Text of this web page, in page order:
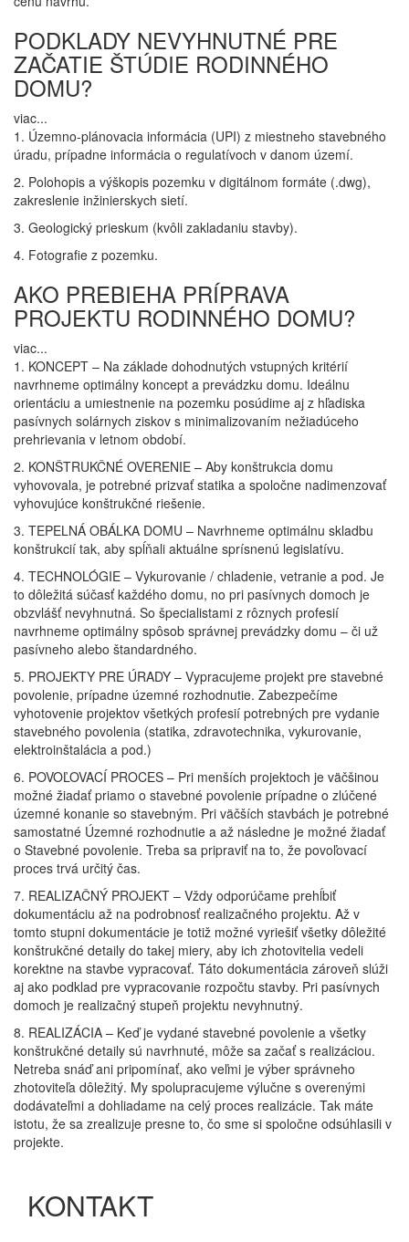
PODKLADY NEVYHNUTNÉ PRE
ZAČATIE ŠTÚDIE RODINNÉHO
DOMU?
viac...
1. Územno-plánovacia informácia (UPI) z miestneho stavebného
úradu, prípadne informácia o regulatívoch v danom území.
2. Polohopis a výškopis pozemku v digitálnom formáte (.dwg),
zakreslenie inžinierskych sietí.
3. Geologický prieskum (kvôli zakladaniu stavby).
4. Fotografie z pozemku.
AKO PREBIEHA PRÍPRAVA
PROJEKTU RODINNÉHO DOMU?
viac...
1. KONCEPT – Na základe dohodnutých vstupných kritérií
navrhneme optimálny koncept a prevádzku domu. Ideálnu
orientáciu a umiestnenie na pozemku posúdime aj z hľadiska
pasívnych solárnych ziskov s minimalizovaním nežiadúceho
prehrievania v letnom období.
2. KONŠTRUKČNÉ OVERENIE – Aby konštrukcia domu
vyhovovala, je potrebné prizvať statika a spoločne nadimenzovať
vyhovujúce konštrukčné riešenie.
3. TEPELNÁ OBÁLKA DOMU – Navrhneme optimálnu skladbu
konštrukcií tak, aby spĺňali aktuálne sprísnenú legislatívu.
4. TECHNOLÓGIE – Vykurovanie / chladenie, vetranie a pod. Je
to dôležitá súčasť každého domu, no pri pasívnych domoch je
obzvlášť nevyhnutná. So špecialistami z rôznych profesií
navrhneme optimálny spôsob správnej prevádzky domu – či už
pasívneho alebo štandardného.
5. PROJEKTY PRE ÚRADY – Vypracujeme projekt pre stavebné
povolenie, prípadne územné rozhodnutie. Zabezpečíme
vyhotovenie projektov všetkých profesií potrebných pre vydanie
stavebného povolenia (statika, zdravotechnika, vykurovanie,
elektroinštalácia a pod.)
6. POVOĽOVACÍ PROCES – Pri menších projektoch je väčšinou
možné žiadať priamo o stavebné povolenie prípadne o zlúčené
územné konanie so stavebným. Pri väčších stavbách je potrebné
samostatné Územné rozhodnutie a až následne je možné žiadať
o Stavebné povolenie. Treba sa pripraviť na to, že povoľovací
proces trvá určitý čas.
7. REALIZAČNÝ PROJEKT – Vždy odporúčame prehĺbiť
dokumentáciu až na podrobnosť realizačného projektu. Až v
tomto stupni dokumentácie je totiž možné vyriešiť všetky dôležité
konštrukčné detaily do takej miery, aby ich zhotovitelia vedeli
korektne na stavbe vypracovať. Táto dokumentácia zároveň slúži
aj ako podklad pre vypracovanie rozpočtu stavby. Pri pasívnych
domoch je realizačný stupeň projektu nevyhnutný.
8. REALIZÁCIA – Keď je vydané stavebné povolenie a všetky
konštrukčné detaily sú navrhnuté, môže sa začať s realizáciou.
Netreba snáď ani pripomínať, ako veľmi je výber správneho
zhotoviteľa dôležitý. My spolupracujeme výlučne s overenými
dodávateľmi a dohliadame na celý proces realizácie. Tak máte
istotu, že sa zrealizuje presne to, čo sme si spoločne odsúhlasili v
projekte.
KONTAKT